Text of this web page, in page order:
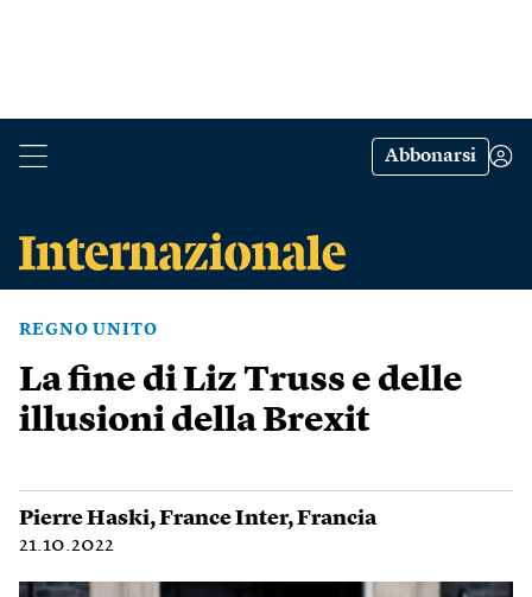
Abbonarsi
REGNO UNITO
La fine di Liz Truss e delle
illusioni della Brexit
Pierre Haski,France Inter,Francia
21.10.2022